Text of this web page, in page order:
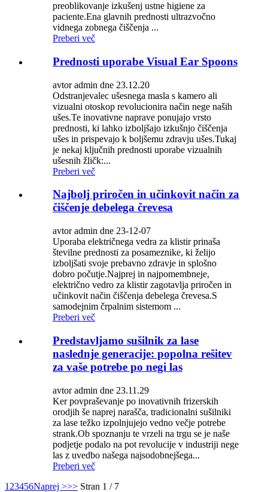
preoblikovanje izkušenj ustne higiene za
paciente.Ena glavnih prednosti ultrazvočno
vidnega zobnega čiščenja ...
Preberi več
Prednosti uporabe Visual Ear Spoons
avtor admin dne 23.12.20
Odstranjevalec ušesnega masla s kamero ali
vizualni otoskop revolucionira način nege naših
ušes.Te inovativne naprave ponujajo vrsto
prednosti, ki lahko izboljšajo izkušnjo čiščenja
ušes in prispevajo k boljšemu zdravju ušes.Tukaj
je nekaj ključnih prednosti uporabe vizualnih
ušesnih žličk:...
Preberi več
Najbolj priročen in učinkovit način za
čiščenje debelega črevesa
avtor admin dne 23-12-07
Uporaba električnega vedra za klistir prinaša
številne prednosti za posameznike, ki želijo
izboljšati svoje prebavno zdravje in splošno
dobro počutje.Najprej in najpomembneje,
električno vedro za klistir zagotavlja priročen in
učinkovit način čiščenja debelega črevesa.S
samodejnim črpalnim sistemom ...
Preberi več
Predstavljamo sušilnik za lase
naslednje generacije: popolna rešitev
za vaše potrebe po negi las
avtor admin dne 23.11.29
Ker povpraševanje po inovativnih frizerskih
orodjih še naprej narašča, tradicionalni sušilniki
za lase težko izpolnjujejo vedno večje potrebe
strank.Ob spoznanju te vrzeli na trgu se je naše
podjetje podalo na pot revolucije v industriji nege
las z uvedbo našega najsodobnejšega...
Preberi več
1 23456Naprej >>> Stran 1 / 7